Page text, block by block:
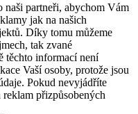
naši partneři, abychom Vám
jak na našich
Díky tomu můžeme
tak zvané
těchto informací není
Vaší osoby, protože jsou
Pokud nevyjádříte
reklam přizpůsobených